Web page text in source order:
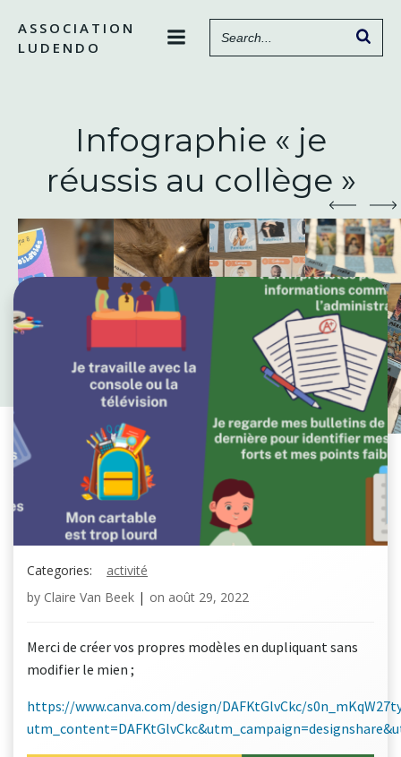
contenu
ASSOCIATION
LUDENDO
Infographie « je
réussis au collège »
Categories:
activité
by Claire Van Beek | on août 29, 2022
Merci de créer vos propres modèles en dupliquant sans
modifier le mien ;
https://www.canva.com/design/DAFKtGlvCkc/